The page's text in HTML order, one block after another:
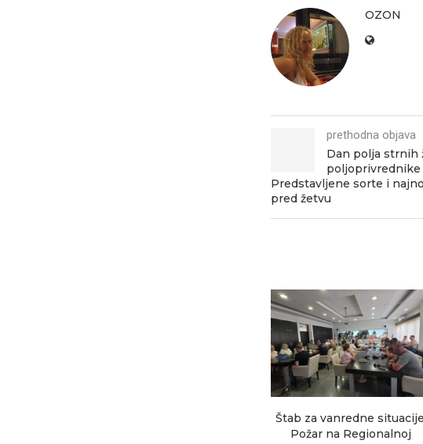
OZON
prethodna objava
Dan polja strnih
poljoprivrednike
Predstavljene sorte i
pred žetvu
Štab za vanredne
Požar na Regionalnoj